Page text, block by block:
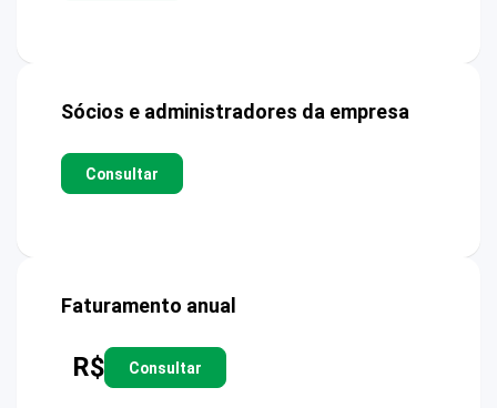
Sócios e administradores da empresa
Consultar
Faturamento anual
R$ Consultar